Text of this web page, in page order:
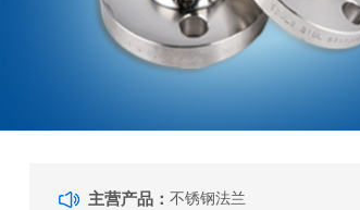
主营产品：不锈钢法兰